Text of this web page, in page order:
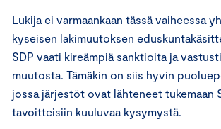
Lukija ei varmaankaan tässä vaiheessa
kyseisen lakimuutoksen
SDP vaati kireämpiä sanktioita ja
muutosta. Tämäkin on siis hyvin
jossa järjestöt ovat lähteneet tukemaan
tavoitteisiin kuuluvaa kysymystä.